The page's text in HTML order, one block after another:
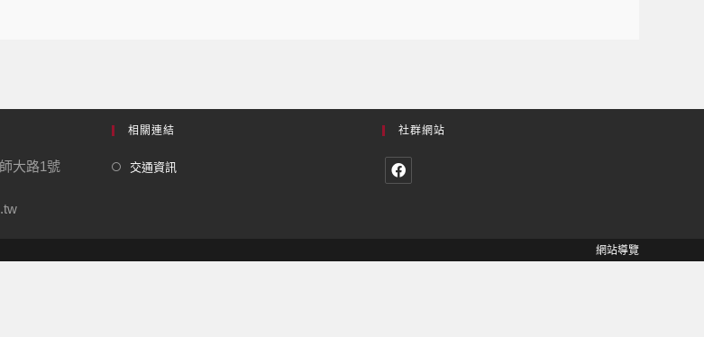
大路1號
相關連結
交通資訊
社群網站
網站導覽